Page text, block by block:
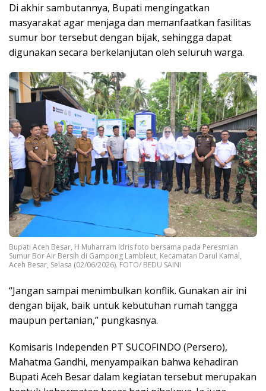
Di akhir sambutannya, Bupati mengingatkan
masyarakat agar menjaga dan memanfaatkan fasilitas
sumur bor tersebut dengan bijak, sehingga dapat
digunakan secara berkelanjutan oleh seluruh warga.
Bupati Aceh Besar, H Muharram Idris foto bersama pada Peresmian
Sumur Bor Air Bersih di Gampong Lambleut, Kecamatan Darul Kamal,
Aceh Besar, Selasa (02/06/2026). FOTO/ BEDU SAINI
“Jangan sampai menimbulkan konflik. Gunakan air ini
dengan bijak, baik untuk kebutuhan rumah tangga
maupun pertanian,” pungkasnya.
Komisaris Independen PT SUCOFINDO (Persero),
Mahatma Gandhi, menyampaikan bahwa kehadiran
Bupati Aceh Besar dalam kegiatan tersebut merupakan